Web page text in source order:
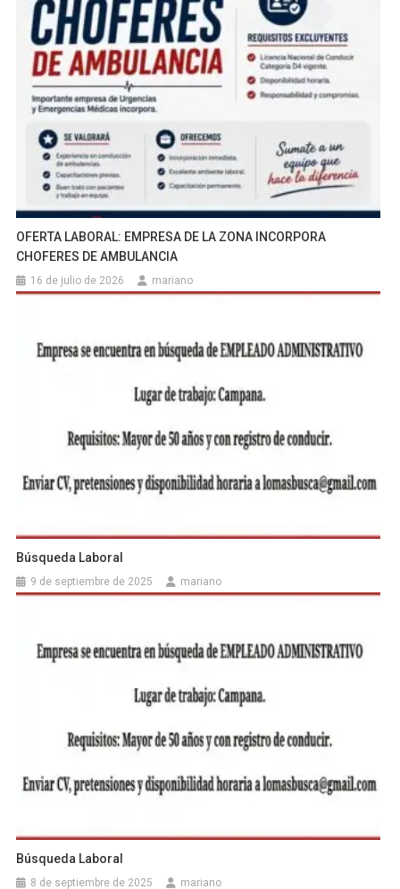
OFERTA LABORAL: EMPRESA DE LA ZONA INCORPORA
CHOFERES DE AMBULANCIA
16 de julio de 2026 mariano
Búsqueda Laboral
9 de septiembre de 2025 mariano
Búsqueda Laboral
8 de septiembre de 2025 mariano